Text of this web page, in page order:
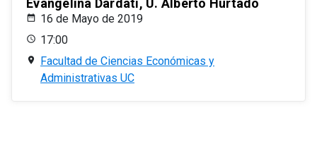
Evangelina Dardati, U. Alberto Hurtado
16 de Mayo de 2019
17:00
Facultad de Ciencias Económicas y
Administrativas UC